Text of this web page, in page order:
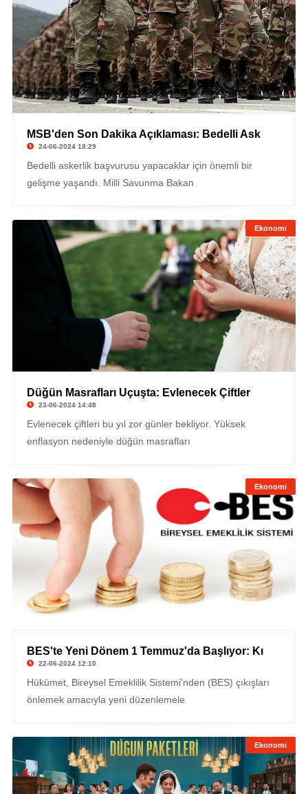
MSB'den Son Dakika Açıklaması: Bedelli Ask
24-06-2024 18:29
Bedelli askerlik başvurusu yapacaklar için önemli bir
gelişme yaşandı. Milli Savunma Bakan
Ekonomi
Düğün Masrafları Uçuşta: Evlenecek Çiftler
23-06-2024 14:48
Evlenecek çiftleri bu yıl zor günler bekliyor. Yüksek
enflasyon nedeniyle düğün masrafları
Ekonomi
BES'te Yeni Dönem 1 Temmuz'da Başlıyor: Kı
22-06-2024 12:10
Hükümet, Bireysel Emeklilik Sistemi'nden (BES) çıkışları
önlemek amacıyla yeni düzenlemele
Ekonomi